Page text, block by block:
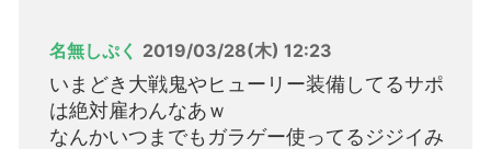
名無しぷく 2019/03/28(木) 12:23
いまどき大戦鬼やヒューリー装備してるサポ
は絶対雇わんなあｗ
なんかいつまでもガラゲー使ってるジジイみ